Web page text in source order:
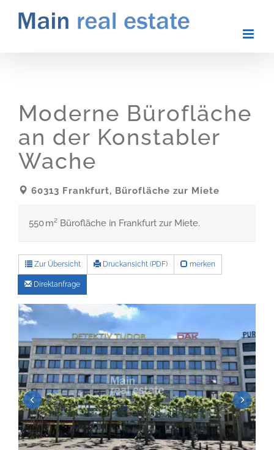
Zum
Inhalt
Moderne Bürofläche
an der Konstabler
Wache
60313 Frankfurt, Bürofläche zur Miete
550 m² Bürofläche in Frankfurt zur Miete.
Zur Übersicht Druckansicht (PDF) merken
Direktanfrage